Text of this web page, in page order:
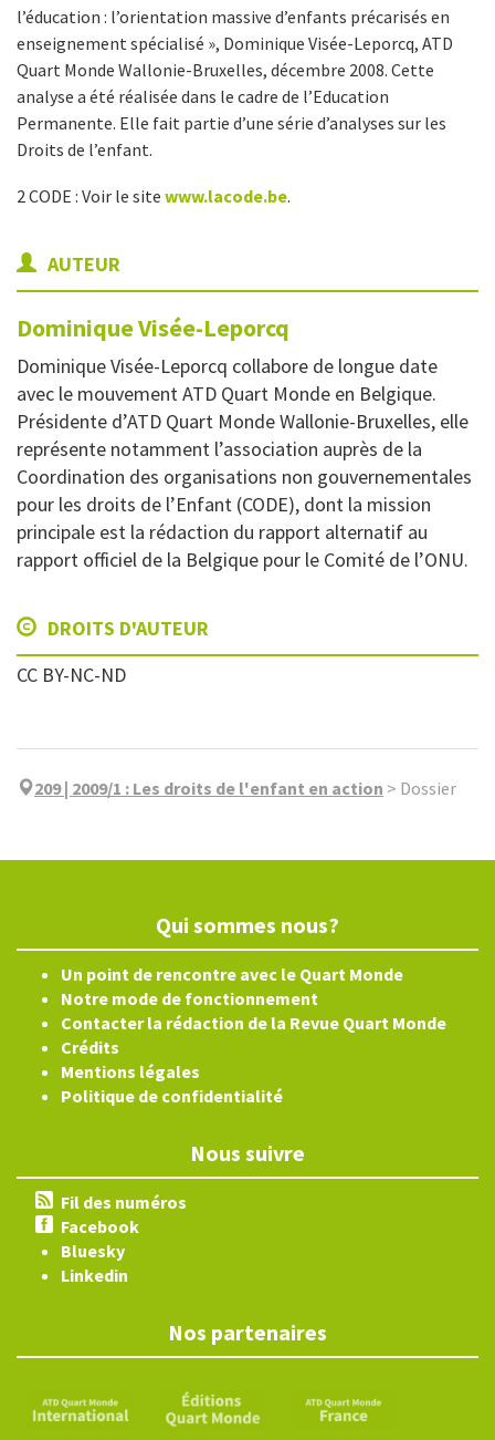
l’éducation : l’orientation massive d’enfants précarisés en
enseignement spécialisé », Dominique Visée-Leporcq, ATD
Quart Monde Wallonie-Bruxelles, décembre 2008. Cette
analyse a été réalisée dans le cadre de l’Education
Permanente. Elle fait partie d’une série d’analyses sur les
Droits de l’enfant.
2 CODE : Voir le site www.lacode.be.
AUTEUR
DominiqueVisée-Leporcq
Dominique Visée-Leporcq collabore de longue date
avec le mouvement ATD Quart Monde en Belgique.
Présidente d’ATD Quart Monde Wallonie-Bruxelles, elle
représente notamment l’association auprès de la
Coordination des organisations non gouvernementales
pour les droits de l’Enfant (CODE), dont la mission
principale est la rédaction du rapport alternatif au
rapport officiel de la Belgique pour le Comité de l’ONU.
DROITS D'AUTEUR
CC BY-NC-ND
209 | 2009/1 : Les droits de l'enfant en action > Dossier
Qui sommes nous?
Un point de rencontre avec le Quart Monde
Notre mode de fonctionnement
Contacter la rédaction de la Revue Quart Monde
Crédits
Mentions légales
Politique de confidentialité
Nous suivre
Fil des numéros
Facebook
Bluesky
Linkedin
Nos partenaires